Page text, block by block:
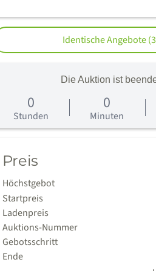
Identische Angebote
Die Auktion ist
0
Stunden
0
Minuten
Preis
Höchstgebot
Startpreis
Ladenpreis
Auktions-Nummer
Gebotsschritt
Ende